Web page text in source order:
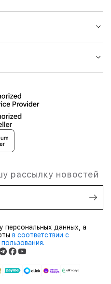
рассылку новостей
персональных данных, а
в соответствии с